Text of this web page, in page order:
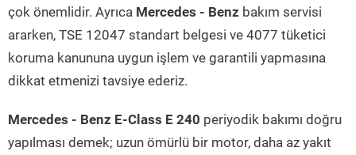
çok önemlidir. Ayrıca Mercedes - Benz bakım servisi
ararken, TSE 12047 standart belgesi ve 4077 tüketici
koruma kanununa uygun işlem ve garantili yapmasına
dikkat etmenizi tavsiye ederiz.
Mercedes - Benz E-Class E 240 periyodik bakımı doğru
yapılması demek; uzun ömürlü bir motor, daha az yakıt